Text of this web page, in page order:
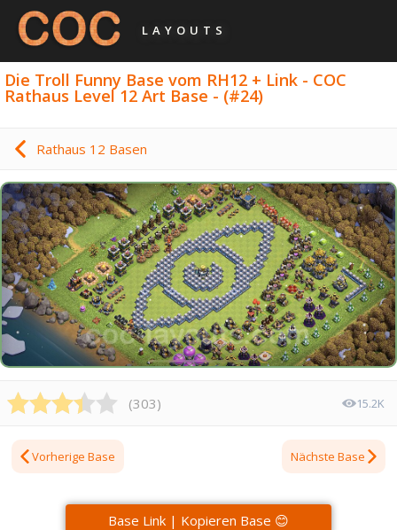
LAYOUTS
Die Troll Funny Base vom RH12 + Link - COC
Rathaus Level 12 Art Base - (#24)
Rathaus 12 Basen
(303) 15.2K
Vorherige Base Nächste Base
Base Link | Kopieren Base 😊